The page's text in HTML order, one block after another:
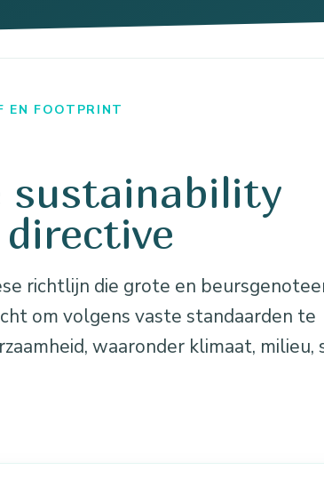
EN FOOTPRINT
sustainability
richtlijn die grote en
om volgens vaste standaarden te
waaronder klimaat, milieu,